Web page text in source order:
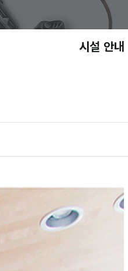
시설 안내